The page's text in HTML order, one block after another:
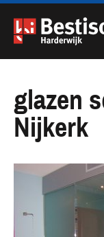
Navigatie
glazen
Nijkerk